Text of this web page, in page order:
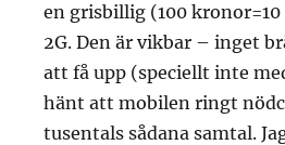
en grisbillig (100
2G. Den är vikbar – inget
att få upp (speciellt inte
hänt att mobilen ringt
tusentals sådana samtal.